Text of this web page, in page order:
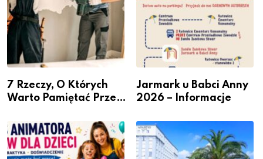
7 Rzeczy, O Których
Warto Pamiętać Przed
Jarmark u Babci Anny
2026 – Informacje